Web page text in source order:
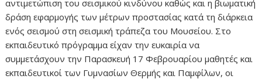
αντιμετώπιση του σεισμικού κινδύνου καθώς και η βιωματική
δράση εφαρμογής των μέτρων προστασίας κατά τη διάρκεια
ενός σεισμού στη σεισμική τράπεζα του Μουσείου. Στο
εκπαιδευτικό πρόγραμμα είχαν την ευκαιρία να
συμμετάσχουν την Παρασκευή 17 Φεβρουαρίου μαθητές και
εκπαιδευτικοί των Γυμνασίων Θερμής και Παμφίλων, οι